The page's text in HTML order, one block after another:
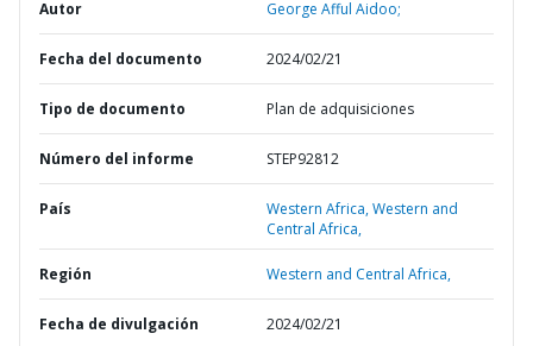
Autor George Afful Aidoo;
Fecha del documento 2024/02/21
Tipo de documento Plan de adquisiciones
Número del informe STEP92812
País Western Africa,Western and
Central Africa,
Región Western and Central Africa,
Fecha de divulgación 2024/02/21